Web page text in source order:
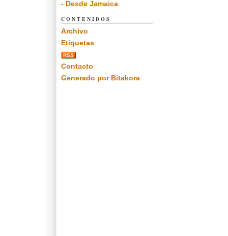
- Desde Jamaica
CONTENIDOS
Archivo
Etiquetas
RSS
Contacto
Generado por Bitakora